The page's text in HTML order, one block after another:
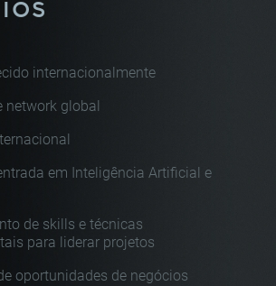
internacionalmente
network global
em Inteligência Artificial e
de skills e técnicas
para liderar projetos
oportunidades de negócios